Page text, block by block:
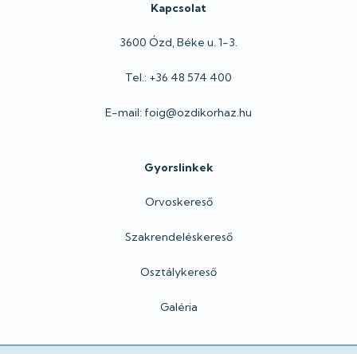
Kapcsolat
3600 Ózd, Béke u. 1-3.
Tel.: +36 48 574 400
E-mail: foig@ozdikorhaz.hu
Gyorslinkek
Orvoskereső
Szakrendeléskereső
Osztálykereső
Galéria